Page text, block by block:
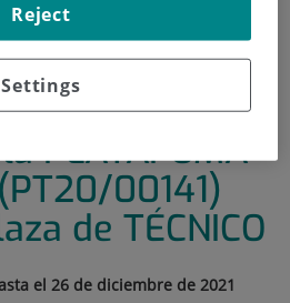
(PT20/00141) PARA UNA PLAZA
de contrato
PLATAFOMA
00141)
de TÉCNICO
el 26 de diciembre de 2021
Settings
Reject